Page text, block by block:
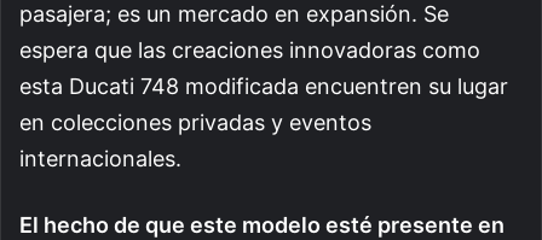
pasajera; es un mercado en expansión. Se
espera que las creaciones innovadoras como
esta Ducati 748 modificada encuentren su lugar
en colecciones privadas y eventos
internacionales.
El hecho de que este modelo esté presente en